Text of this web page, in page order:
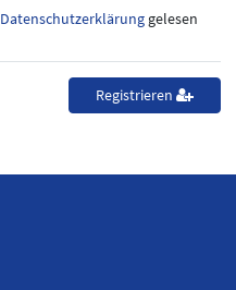
Daten­schutz­erklärung gelesen
Registrieren